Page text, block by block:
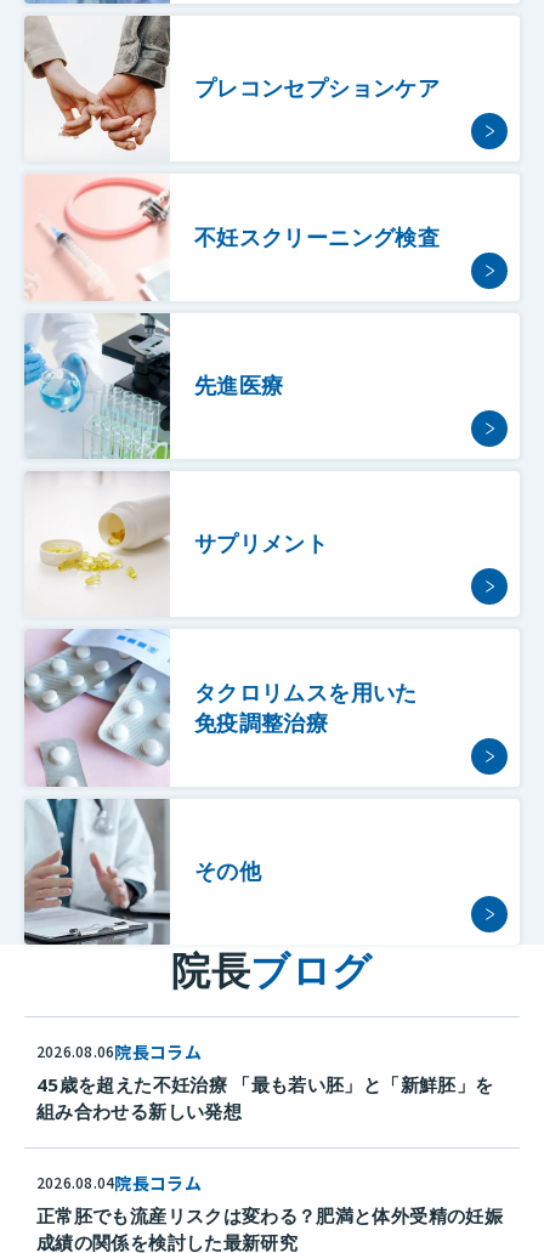
プレコンセプションケア
不妊スクリーニング検査
先進医療
サプリメント
タクロリムスを用いた
免疫調整治療
その他
院長ブログ
2026.08.06院長コラム
45歳を超えた不妊治療 「最も若い胚」と「新鮮胚」を
組み合わせる新しい発想
2026.08.04院長コラム
正常胚でも流産リスクは変わる？肥満と体外受精の妊娠
成績の関係を検討した最新研究